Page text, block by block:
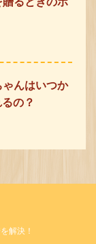
んはいつか
の？
解決！